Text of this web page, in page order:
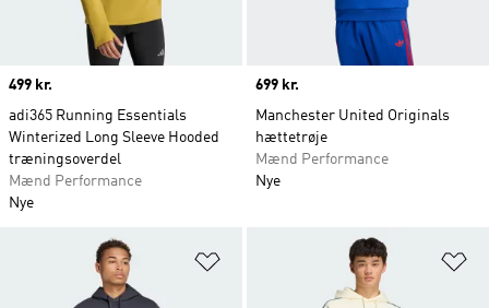
Price
499 kr.
adi365 Running Essentials
Winterized Long Sleeve Hooded
træningsoverdel
Mænd Performance
Nye
Price
699 kr.
Manchester United Originals
hættetrøje
Mænd Performance
Nye
Føj til ønskeliste